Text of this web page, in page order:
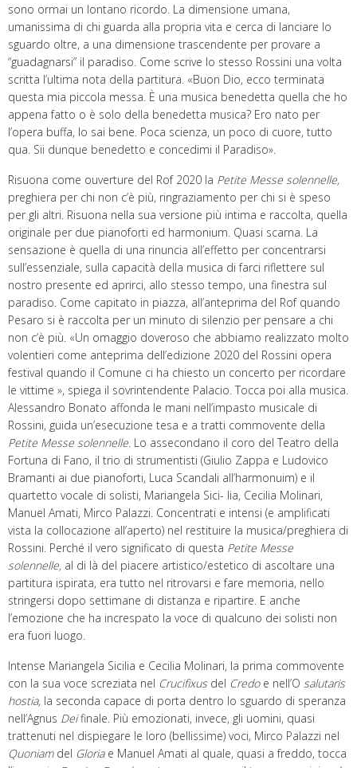
sono ormai un lontano ricordo. La dimensione umana,
umanissima di chi guarda alla propria vita e cerca di lanciare lo
sguardo oltre, a una dimensione trascendente per provare a
“guadagnarsi” il paradiso. Come scrive lo stesso Rossini una volta
scritta l’ultima nota della partitura. «Buon Dio, ecco terminata
questa mia piccola messa. È una musica benedetta quella che ho
appena fatto o è solo della benedetta musica? Ero nato per
l’opera buffa, lo sai bene. Poca scienza, un poco di cuore, tutto
qua. Sii dunque benedetto e concedimi il Paradiso».
Risuona come ouverture del Rof 2020 la Petite Messe solennelle,
preghiera per chi non c’è più, ringraziamento per chi si è speso
per gli altri. Risuona nella sua versione più intima e raccolta, quella
originale per due pianoforti ed harmonium. Quasi scarna. La
sensazione è quella di una rinuncia all’effetto per concentrarsi
sull’essenziale, sulla capacità della musica di farci riflettere sul
nostro presente ed aprirci, allo stesso tempo, una finestra sul
paradiso. Come capitato in piazza, all’anteprima del Rof quando
Pesaro si è raccolta per un minuto di silenzio per pensare a chi
non c’è più. «Un omaggio doveroso che abbiamo realizzato molto
volentieri come anteprima dell’edizione 2020 del Rossini opera
festival quando il Comune ci ha chiesto un concerto per ricordare
le vittime », spiega il sovrintendente Palacio. Tocca poi alla musica.
Alessandro Bonato affonda le mani nell’impasto musicale di
Rossini, guida un’esecuzione tesa e a tratti commovente della
Petite Messe solennelle. Lo assecondano il coro del Teatro della
Fortuna di Fano, il trio di strumentisti (Giulio Zappa e Ludovico
Bramanti ai due pianoforti, Luca Scandali all’harmonuim) e il
quartetto vocale di solisti, Mariangela Sici- lia, Cecilia Molinari,
Manuel Amati, Mirco Palazzi. Concentrati e intensi (e amplificati
vista la collocazione all’aperto) nel restituire la musica/preghiera di
Rossini. Perché il vero significato di questa Petite Messe
solennelle, al di là del piacere artistico/estetico di ascoltare una
partitura ispirata, era tutto nel ritrovarsi e fare memoria, nello
stringersi dopo settimane di distanza e ripartire. E anche
l’emozione che ha increspato la voce di qualcuno dei solisti non
era fuori luogo.
Intense Mariangela Sicilia e Cecilia Molinari, la prima commovente
con la sua voce screziata nel Crucifixusdel Credoe nell’O salutaris
hostia, la seconda capace di porta dentro lo sguardo di speranza
nell’Agnus Deifinale. Più emozionati, invece, gli uomini, quasi
trattenuti nel dispiegare le loro (bellissime) voci, Mirco Palazzi nel
Quoniamdel Gloriae Manuel Amati al quale, quasi a freddo, tocca